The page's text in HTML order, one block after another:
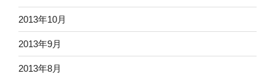
2013年10月
2013年9月
2013年8月